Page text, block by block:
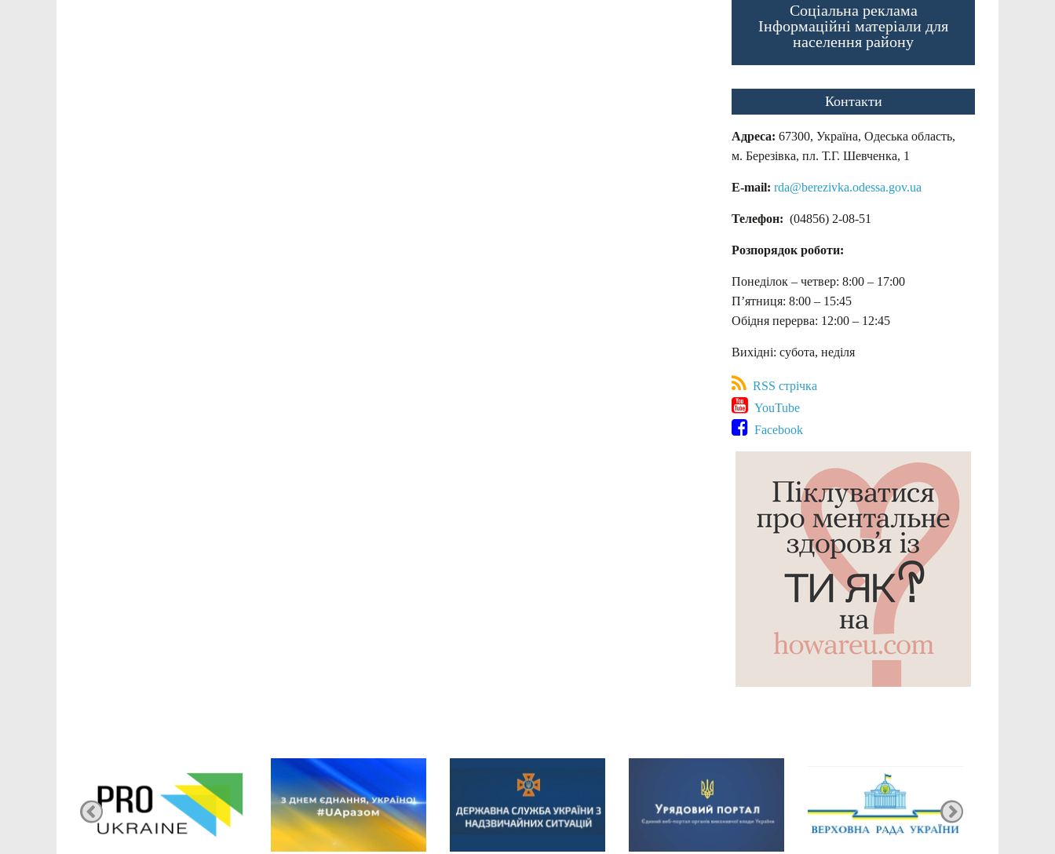
Соціальна реклама
Інформаційні матеріали для
населення району
Контакти
Адреса: 67300, Україна, Одеська область,
м. Березівка, пл. Т.Г. Шевченка, 1
E-mail: rda@berezivka.odessa.gov.ua
Телефон: (04856) 2-08-51
Розпорядок роботи:
Понеділок – четвер: 8:00 – 17:00
П’ятниця: 8:00 – 15:45
Обідня перерва: 12:00 – 12:45
Вихідні: субота, неділя
RSS стрічка
YouTube
Facebook